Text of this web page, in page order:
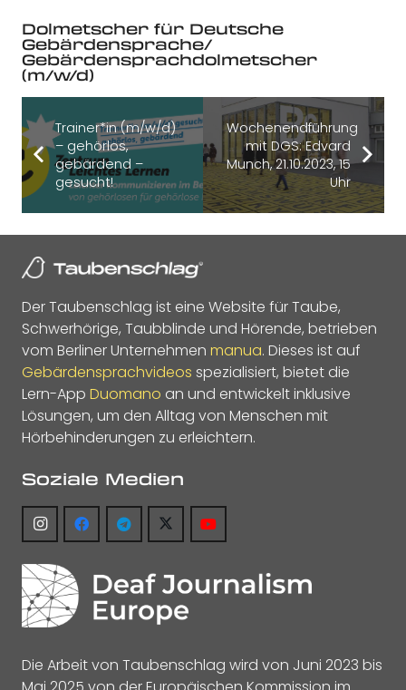
Dolmetscher für Deutsche
Gebärdensprache/
Gebärdensprachdolmetscher
(m/w/d)
Trainer*in (m/w/d)
– gehörlos,
gebärdend –
gesucht!
Wochenendführung
mit DGS: Edvard
Munch, 21.10.2023, 15
Uhr
Der Taubenschlag ist eine Website für Taube,
Schwerhörige, Taubblinde und Hörende, betrieben
vom Berliner Unternehmen manua. Dieses ist auf
Gebärdensprachvideos spezialisiert, bietet die
Lern-App Duomano an und entwickelt inklusive
Lösungen, um den Alltag von Menschen mit
Hörbehinderungen zu erleichtern.
Soziale Medien
Die Arbeit von Taubenschlag wird von Juni 2023 bis